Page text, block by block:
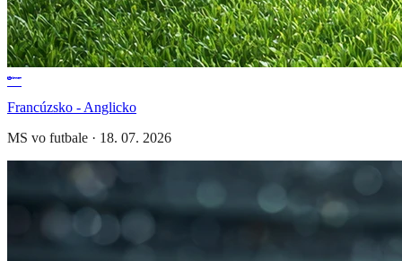
Francúzsko - Anglicko
MS vo futbale · 18. 07. 2026